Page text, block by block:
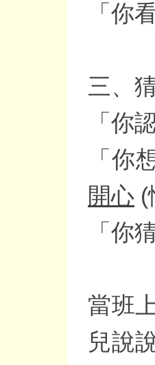
「你
三、
「你
「你
開心 (
「你
當班
兒說